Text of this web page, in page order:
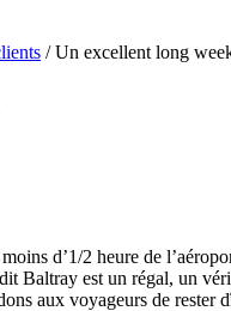
/Un excellent long
d’1/2 heure de
Baltray est un régal, un
aux voyageurs de